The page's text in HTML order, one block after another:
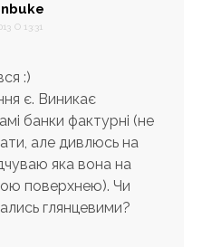
О 13:31
:)
є. Виникає
банки фактурні (не
але дивлюсь на
яка вона на
поверхнею). Чи
глянцевими?